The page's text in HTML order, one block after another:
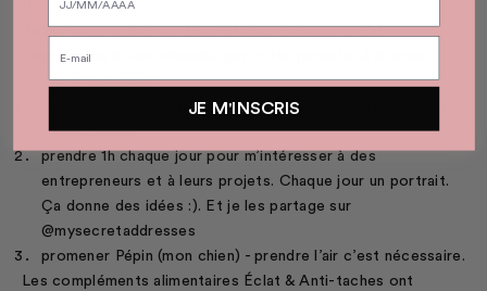
Je me sens également bien intellectuellement. J’ai
l’impression d’être stimulée par cette période. J’ai trois
astucesfeel good:
me faire livrer des fleurs deThe Flowerbox
mes journées
prendre 1h chaque jour pour m’intéresser à des
entrepreneurs et à leurs projets. Chaque jour un portrait.
Ça donne des idées :). Et je les partage sur
@mysecretaddresses
promener Pépin (mon chien) - prendre l’air c’est nécessaire.
Lescompléments alimentaires Éclat & Anti-taches ont
JE M'INSCRIS